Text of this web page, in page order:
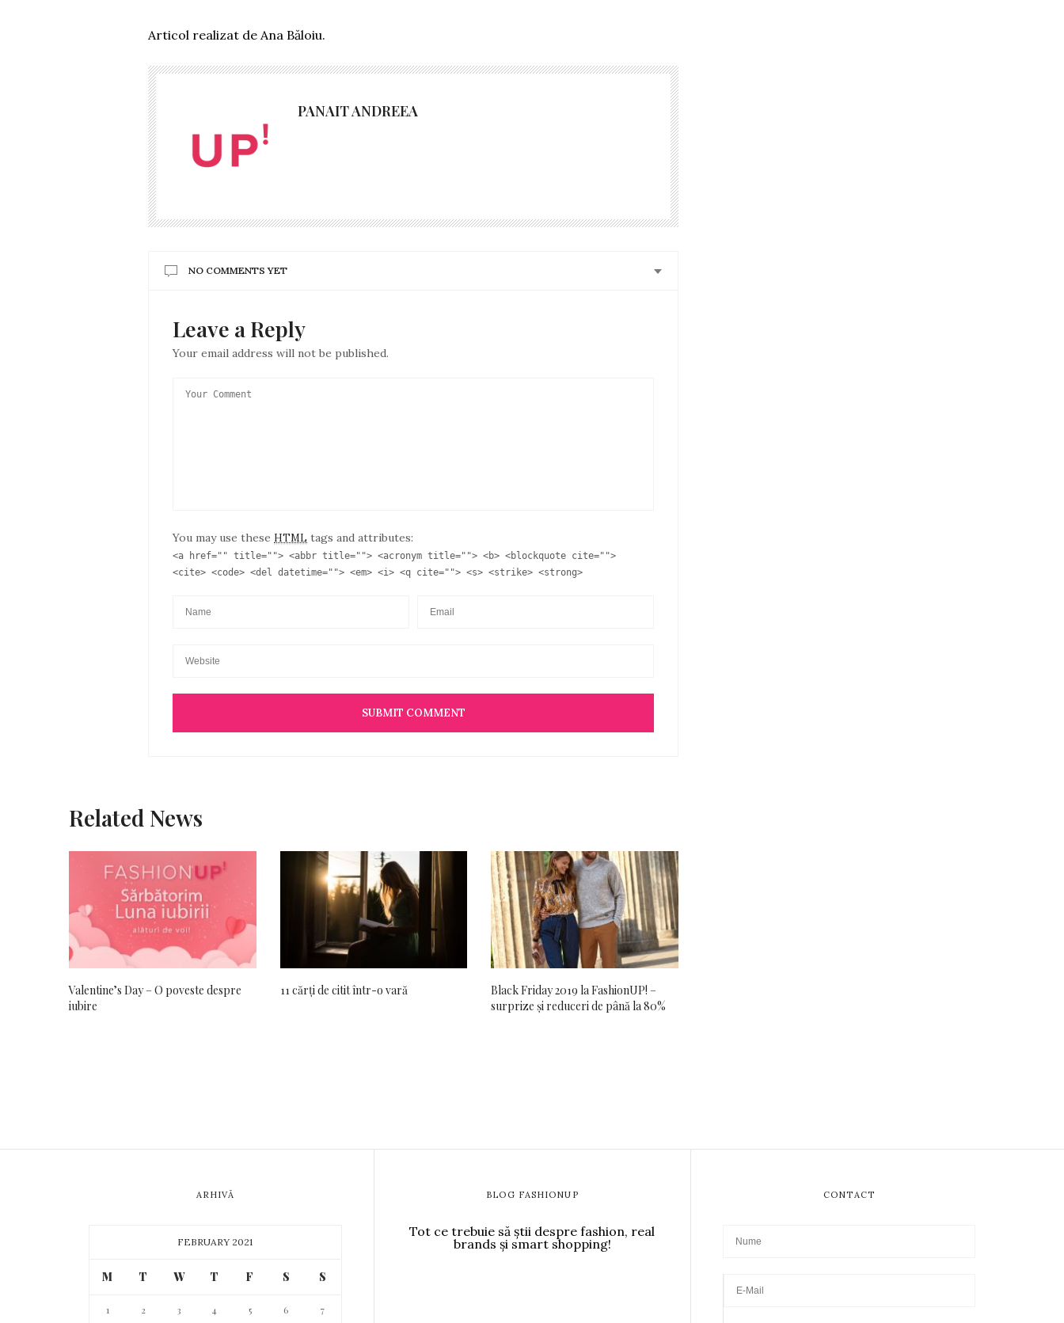
Articol realizat de Ana Băloiu.
PANAIT ANDREEA
NO COMMENTS YET
Leave a Reply
Your email address will not be published.
You may use these HTML tags and attributes:
<a href="" title=""> <abbr title=""> <acronym title=""> <b> <blockquote cite="">
<cite> <code> <del datetime=""> <em> <i> <q cite=""> <s> <strike> <strong>
Related News
Valentine’s Day – O poveste despre
iubire
11 cărți de citit într-o vară
Black Friday 2019 la FashionUP! –
surprize și reduceri de până la 80%
ARHIVĂ
FEBRUARY 2021
M T W T F S S
1 2 3 4 5 6 7
BLOG FASHIONUP
Tot ce trebuie să știi despre fashion, real
brands și smart shopping!
CONTACT